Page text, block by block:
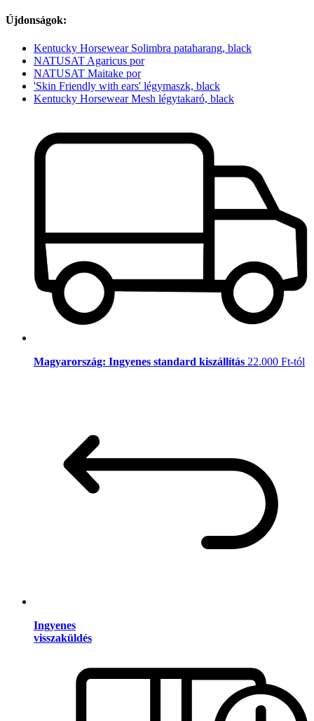
Újdonságok:
Kentucky Horsewear Solimbra pataharang, black
NATUSAT Agaricus por
NATUSAT Maitake por
'Skin Friendly with ears' légymaszk, black
Kentucky Horsewear Mesh légytakaró, black
Magyarország: Ingyenes standard kiszállítás 22.000 Ft-tól
Ingyenes
visszaküldés